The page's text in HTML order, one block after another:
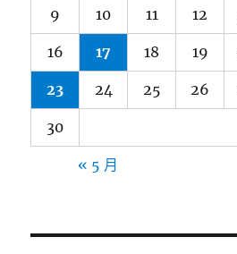
9 10 11 12
16 17 18 19
23 24 25 26
30
« 5 月